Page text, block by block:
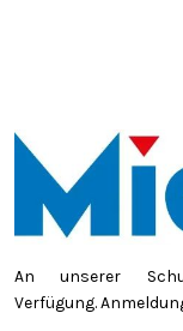
An unserer
Verfügung.